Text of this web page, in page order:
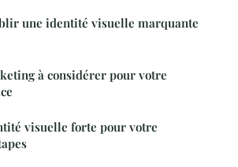
une identité visuelle marquante
à considérer pour votre
visuelle forte pour votre